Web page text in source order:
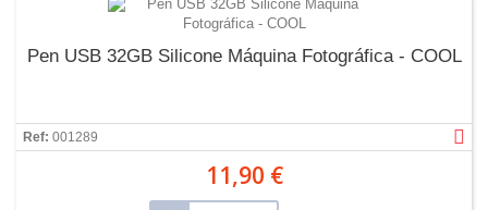
Pen USB 32GB Silicone Máquina Fotográfica - COOL
Ref: 001289
11,90 €